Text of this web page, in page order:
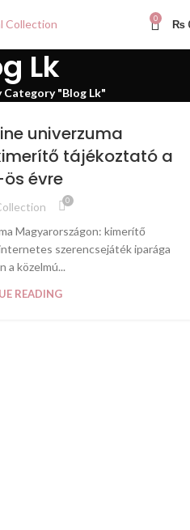
0 ₨
Lk
Category "Blog Lk"
univerzuma
tájékoztató a
évre
0
Magyarországon: kimerítő
szerencsejáték iparága
a közelmú...
READING